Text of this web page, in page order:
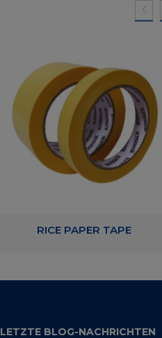
RICE PAPER TAPE
LETZTE BLOG-NACHRICHTEN